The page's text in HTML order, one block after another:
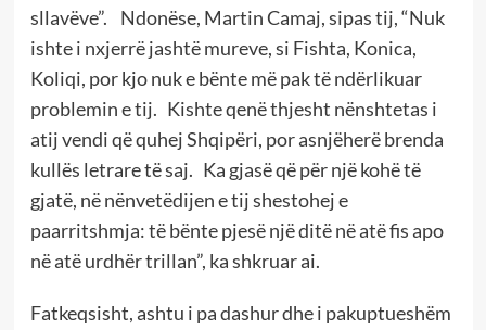
sllavëve”. Ndonëse, Martin Camaj, sipas tij, “Nuk
ishte i nxjerrë jashtë mureve, si Fishta, Konica,
Koliqi, por kjo nuk e bënte më pak të ndërlikuar
problemin e tij. Kishte qenë thjesht nënshtetas i
atij vendi që quhej Shqipëri, por asnjëherë brenda
kullës letrare të saj. Ka gjasë që për një kohë të
gjatë, në nënvetëdijen e tij shestohej e
paarritshmja: të bënte pjesë një ditë në atë fis apo
në atë urdhër trillan”, ka shkruar ai.
Fatkeqsisht, ashtu i pa dashur dhe i pakuptueshëm